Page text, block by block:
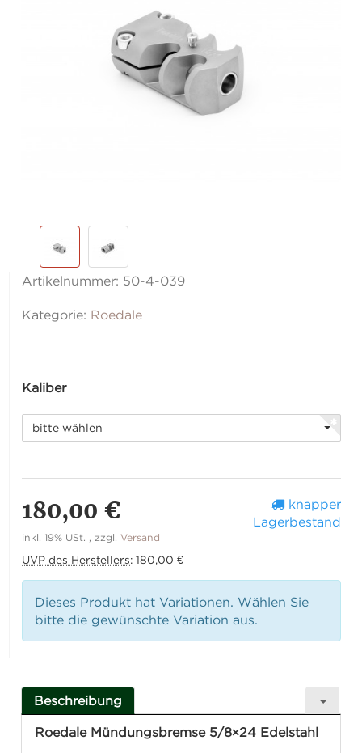
Artikelnummer: 50-4-039
Kategorie: Roedale
Kaliber
bitte wählen
180,00 €
inkl. 19% USt. , zzgl.Versand
UVP des Herstellers:180,00 €
knapper
Lagerbestand
Dieses Produkt hat Variationen. Wählen Sie
bitte die gewünschte Variation aus.
Beschreibung
Roedale Mündungsbremse 5/8×24 Edelstahl